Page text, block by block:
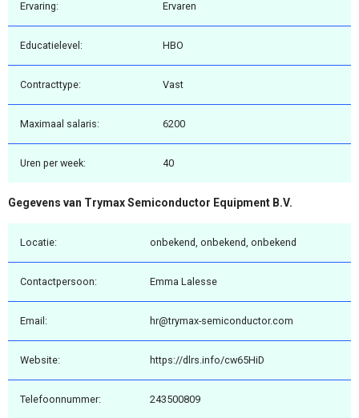
Ervaring: Ervaren
Educatielevel: HBO
Contracttype: Vast
Maximaal salaris: 6200
Uren per week: 40
Gegevens van Trymax Semiconductor Equipment B.V.
Locatie: onbekend, onbekend, onbekend
Contactpersoon: Emma Lalesse
Email: hr@trymax-semiconductor.com
Website: https://dlrs.info/cw65HiD
Telefoonnummer: 243500809